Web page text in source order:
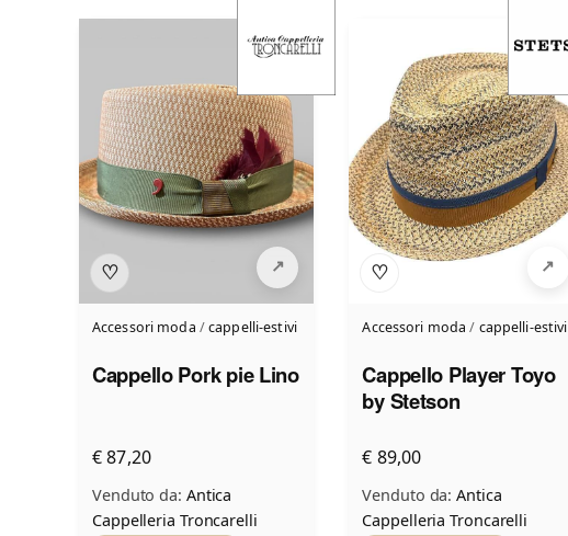
♡
Accessori moda /cappelli-estivi
Cappello Pork pie Lino
€ 87,20
Venduto da: Antica
Cappelleria Troncarelli
♡
Accessori moda / cappelli-estivi
Cappello Player Toyo
by Stetson
€ 89,00
Venduto da: Antica
Cappelleria Troncarelli